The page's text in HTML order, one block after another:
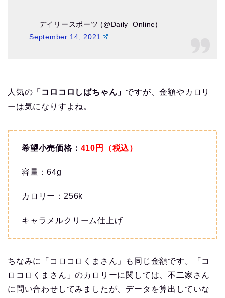
— デイリースポーツ (@Daily_Online)
September 14, 2021
人気の 「コロコロしばちゃん」 ですが、金額やカロリ
ーは気になりすよね。
希望小売価格： 410円（税込）
容量：64g
カロリー：256k
キャラメルクリーム仕上げ
ちなみに「コロコロくまさん」も同じ金額です。「コ
ロコロくまさん」のカロリーに関しては、不二家さん
に問い合わせしてみましたが、データを算出していな